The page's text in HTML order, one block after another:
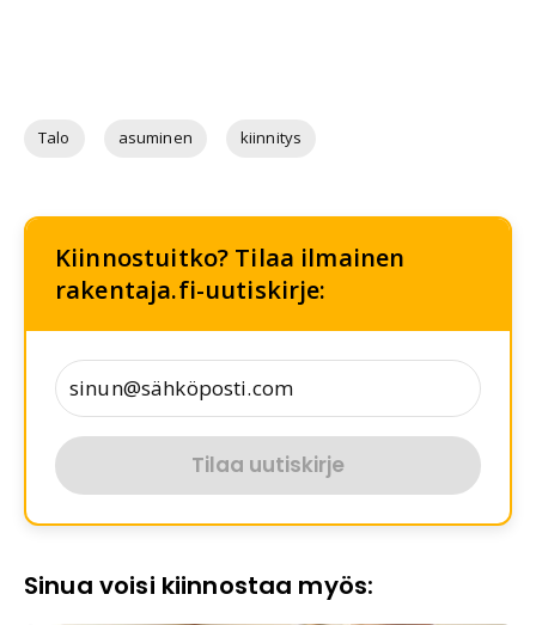
Talo asuminen kiinnitys
Kiinnostuitko? Tilaa ilmainen
rakentaja.fi-uutiskirje:
Tilaa uutiskirje
Sinua voisi kiinnostaa myös: